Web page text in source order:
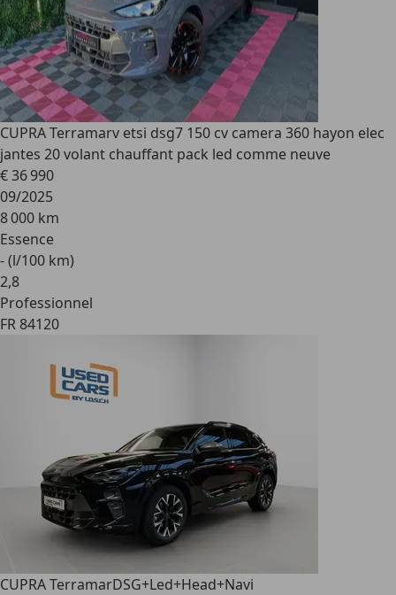
CUPRA Terramarv etsi dsg7 150 cv camera 360 hayon elec
jantes 20 volant chauffant pack led comme neuve
€ 36 990
09/2025
8 000 km
Essence
- (l/100 km)
2,8
Professionnel
FR 84120
CUPRA TerramarDSG+Led+Head+Navi